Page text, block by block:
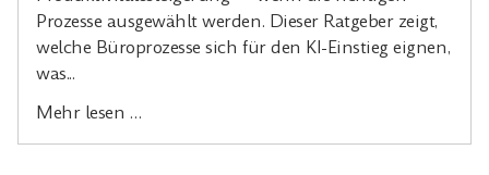
Prozesse ausgewählt werden. Dieser Ratgeber zeigt,
welche Büroprozesse sich für den KI-Einstieg eignen,
was...
Mehr lesen …